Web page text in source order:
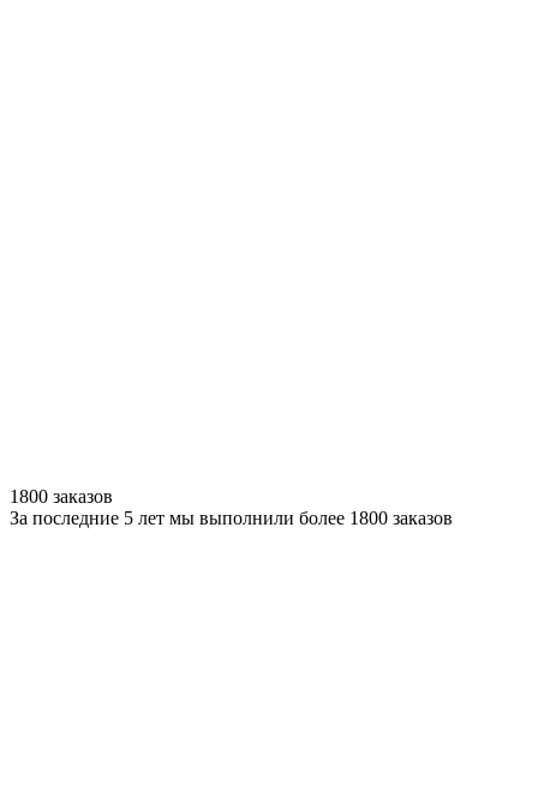
1800 заказов
За последние 5 лет мы выполнили более 1800 заказов